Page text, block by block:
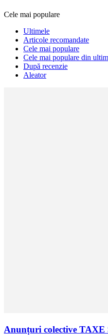
Cele mai populare
Ultimele
Articole recomandate
Cele mai populare
Cele mai populare din
După recenzie
Aleator
Anunțuri colective